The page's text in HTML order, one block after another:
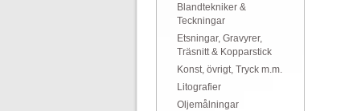
Blandtekniker &
Teckningar
Etsningar, Gravyrer,
Träsnitt & Kopparstick
Konst, övrigt, Tryck m.m.
Litografier
Oljemålningar